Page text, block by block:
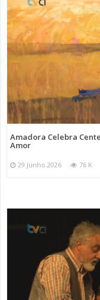
Amadora Celebra
Amor
29 Junho 2026 76 K